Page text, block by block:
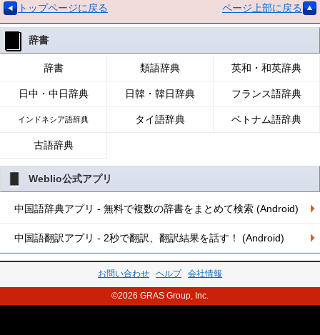
トップページに戻る ページ上部に戻る
辞書
辞書 類語辞典 英和・和英辞典
日中・中日辞典 日韓・韓日辞典 フランス語辞典
インドネシア語辞典 タイ語辞典 ベトナム語辞典
古語辞典
Weblio公式アプリ
中国語辞典アプリ - 無料で複数の辞書をまとめて検索 (Android)
中国語翻訳アプリ - 2秒で翻訳、翻訳結果を話す！ (Android)
お問い合わせ ヘルプ 会社情報
©2026 GRAS Group, Inc.